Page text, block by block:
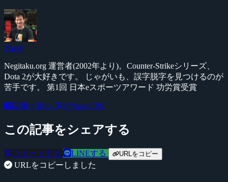
Yossy
Negitaku.org 運営者(2002年より)。Counter-Strikeシリーズ、
Dota 2が大好きです。 じゃがいも、誤字脱字を見つけるのが
苦手です。 第1回 日本eスポーツアワード 功労賞受賞
記事一覧へ @YossyFPS
この記事をシェアする
ツイートする LINEする URLをコピー
URLをコピーしました